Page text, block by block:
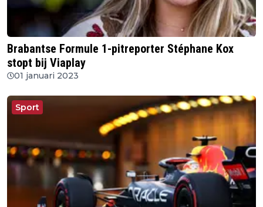
Brabantse Formule 1-pitreporter Stéphane Kox
stopt bij Viaplay
01 januari 2023
Sport